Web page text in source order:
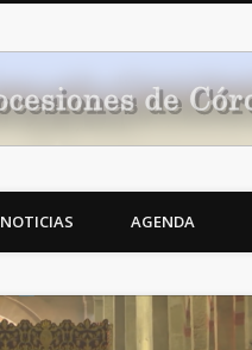
NOTICIAS AGENDA